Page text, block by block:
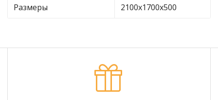
Размеры 2100х1700х500